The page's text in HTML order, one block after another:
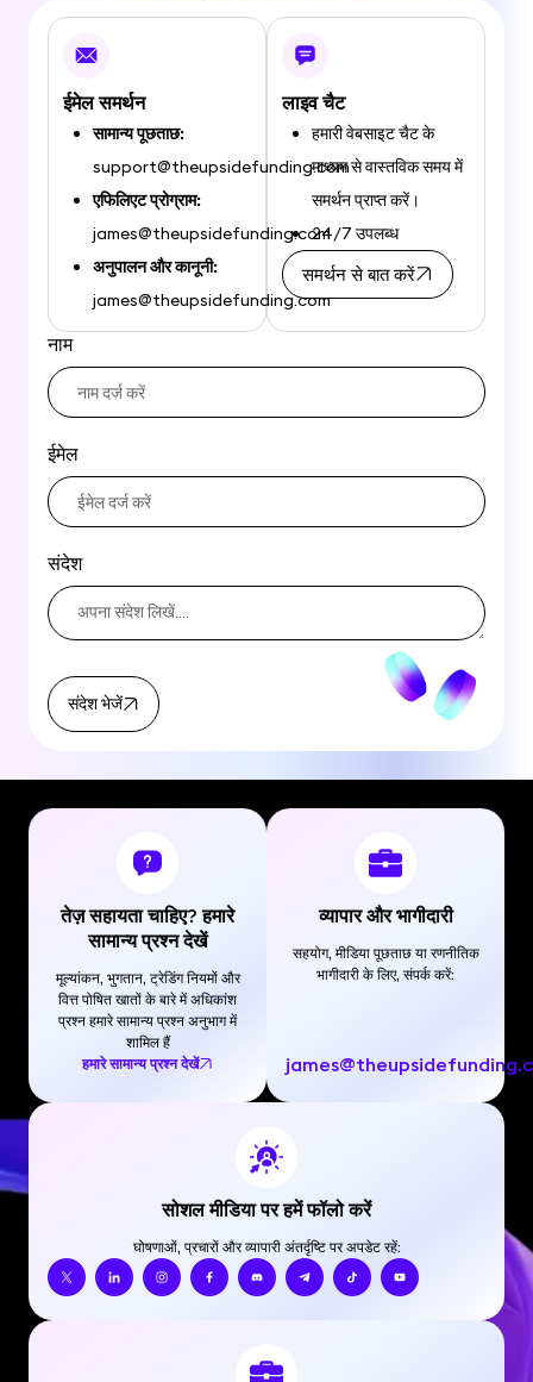
ईमेल समर्थन
सामान्य पूछताछ:
support@theupsidefunding.com
एफिलिएट प्रोग्राम:
james@theupsidefunding.com
अनुपालन और कानूनी:
james@theupsidefunding.com
लाइव चैट
हमारी वेबसाइट चैट के
माध्यम से वास्तविक समय में
समर्थन प्राप्त करें।
24/7 उपलब्ध
समर्थन से बात करें
नाम
ईमेल
संदेश
संदेश भेजें
तेज़ सहायता चाहिए? हमारे
सामान्य प्रश्न देखें
मूल्यांकन, भुगतान, ट्रेडिंग नियमों और
वित्त पोषित खातों के बारे में अधिकांश
प्रश्न हमारे सामान्य प्रश्न अनुभाग में
शामिल हैं
हमारे सामान्य प्रश्न देखें
व्यापार और भागीदारी
सहयोग, मीडिया पूछताछ या रणनीतिक
भागीदारी के लिए, संपर्क करें:
सोशल मीडिया पर हमें फॉलो करें
घोषणाओं, प्रचारों और व्यापारी अंतर्दृष्टि पर अपडेट रहें: